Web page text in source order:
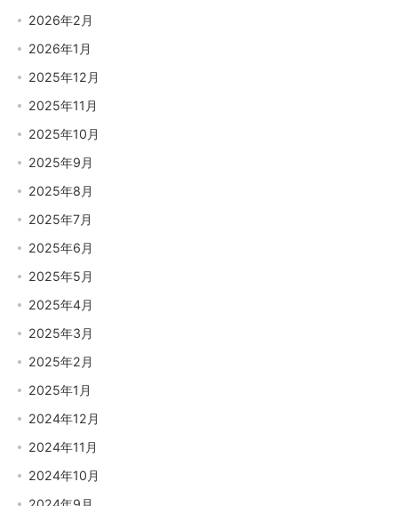
2026年2月
2026年1月
2025年12月
2025年11月
2025年10月
2025年9月
2025年8月
2025年7月
2025年6月
2025年5月
2025年4月
2025年3月
2025年2月
2025年1月
2024年12月
2024年11月
2024年10月